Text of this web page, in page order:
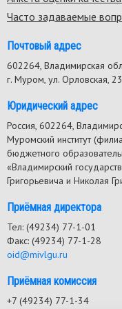
Часто задаваемые
Почтовый адрес
602264, Владимирская
г. Муром, ул. Орловская, 23
Юридический адрес
Россия, 602264,
Муромский институт
бюджетного
«Владимирский
Григорьевича и Николая
Приёмная директора
Тел: (49234) 77-1-01
Факс: (49234) 77-1-28
oid@mivlgu.ru
Приёмная комиссия
+7 (49234) 77-1-34